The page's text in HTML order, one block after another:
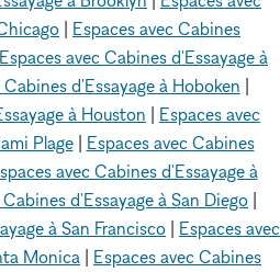
| Espaces avec Cabines
Espaces avec Cabines d'Essayage à
Cabines d'Essayage à Hoboken |
à Houston | Espaces avec
Plage| Espaces avec Cabines
avec Cabines d'Essayage à
d'Essayage à San Diego |
à San Francisco | Espaces avec
Monica | Espaces avec Cabines